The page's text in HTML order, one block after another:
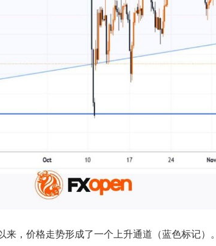
，价格走势形成了一个上升通道（蓝色标记）。